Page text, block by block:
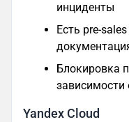
инциденты
Есть pre-
Блокировка
зависимости
Yandex Cloud